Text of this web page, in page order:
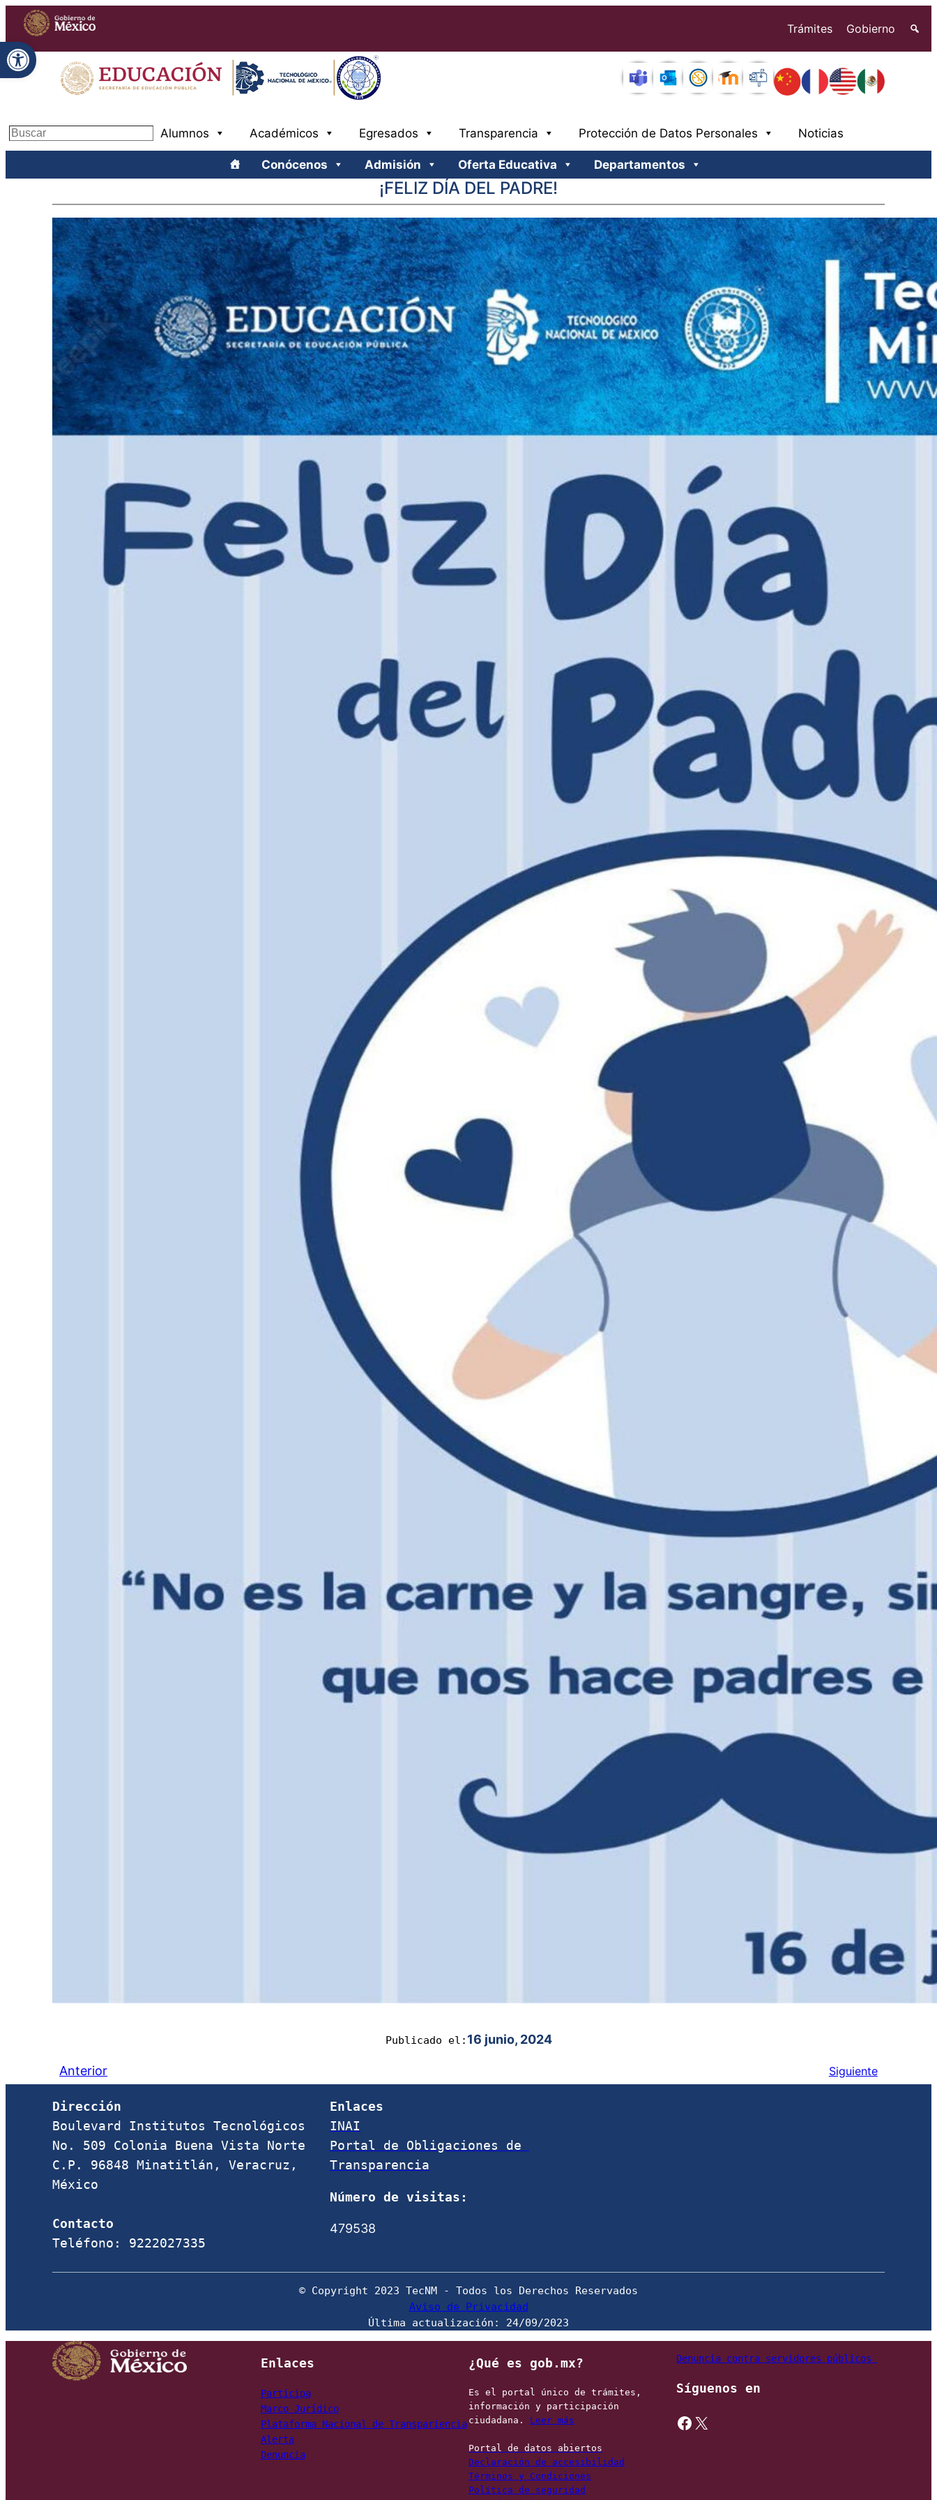
Open toolbar
Trámites Gobierno
Buscar Alumnos Académicos Egresados Transparencia Protección de Datos Personales Noticias
Conócenos Admisión Oferta Educativa Departamentos
¡FELIZ DÍA DEL PADRE!
Publicado el: 16 junio, 2024
Anterior Siguiente
Dirección
Boulevard Institutos Tecnológicos
No. 509 Colonia Buena Vista Norte
C.P. 96848 Minatitlán, Veracruz,
México
Contacto
Teléfono: 9222027335
Enlaces
INAI
Portal de Obligaciones de
Transparencia
Número de visitas:
479538
Aviso de Privacidad
Última actualización: 24/09/2023
Enlaces
Participa
Marco Jurídico
Plataforma Nacional de Transpariencia
Alerta
Denuncia
¿Qué es gob.mx?
Es el portal único de trámites,
información y participación
ciudadana. Leer más
Portal de datos abiertos
Declaración de accesibilidad
Términos y Condiciones
Política de seguridad
Denuncia contra servidores públicos
Síguenos en
https://www.facebook.com/gobmexico X